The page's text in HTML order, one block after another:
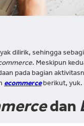
dilirik, sehingga
. Meskipun
pada bagian
ecommerceberikut, yuk.
dan